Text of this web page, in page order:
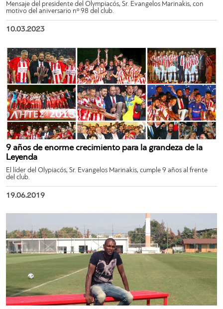
Mensaje del presidente del Olympiacós, Sr. Evangelos Marinakis, con
motivo del aniversario nº 98 del club.
10.03.2023
9 años de enorme crecimiento para la grandeza de la
Leyenda
El líder del Olypiacós, Sr. Evangelos Marinakis, cumple 9 años al frente
del club.
19.06.2019